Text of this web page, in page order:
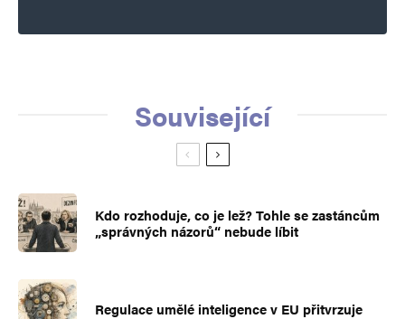
Související
Kdo rozhoduje, co je lež? Tohle se zastáncům
„správných názorů“ nebude líbit
Regulace umělé inteligence v EU přitvrzuje